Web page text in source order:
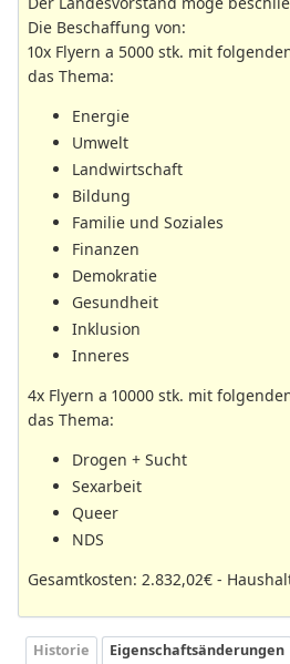
Die Beschaffung von:
10x Flyern a 5000 stk. mit
das Thema:
Energie
Umwelt
Landwirtschaft
Bildung
Familie und Soziales
Finanzen
Demokratie
Gesundheit
Inklusion
Inneres
4x Flyern a 10000 stk. mit
das Thema:
Drogen + Sucht
Sexarbeit
Queer
NDS
Gesamtkosten: 2.832,02€ -
Historie Eigenschaftsänderungen